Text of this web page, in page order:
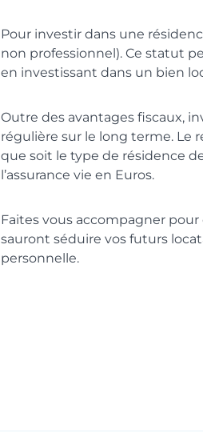
Pour investir dans une
non professionnel). Ce statut
en investissant dans un bien
Outre des avantages fiscaux,
régulière sur le long terme. Le
que soit le type de résidence
l’assurance vie en Euros.
Faites vous accompagner
sauront séduire vos futurs
personnelle.